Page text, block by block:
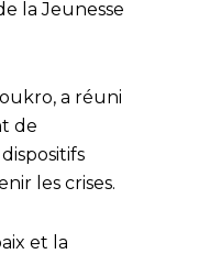
la Jeunesse
a réuni
de
les crises.
et la